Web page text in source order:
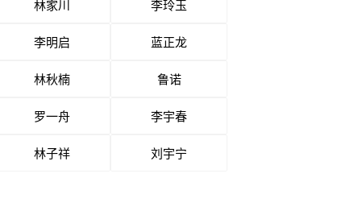
林家川 李玲玉
李明启 蓝正龙
林秋楠 鲁诺
罗一舟 李宇春
林子祥 刘宇宁